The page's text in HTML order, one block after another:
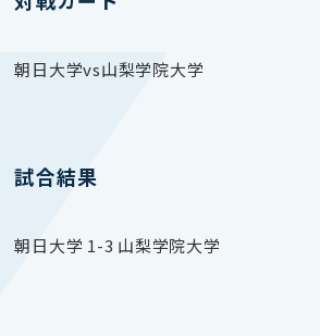
朝日大学vs山梨学院大学
試合結果
朝日大学 1-3 山梨学院大学